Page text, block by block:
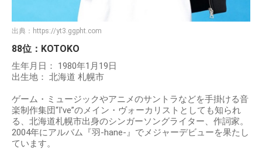
出典： https://yt3.ggpht.com
88位：KOTOKO
生年月日： 1980年1月19日
出生地： 北海道 札幌市
ゲーム・ミュージックやアニメのサントラなどを手掛ける音
楽制作集団“I've”のメイン・ヴォーカリストとしても知られ
る、北海道札幌市出身のシンガーソングライター、作詞家。
2004年にアルバム『羽-hane-』でメジャーデビューを果たし
ています。